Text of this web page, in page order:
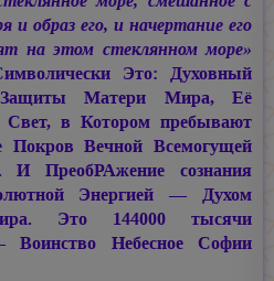
и образ его, и начертание его
на этом стеклянном море»
Это: Духовный
Защиты Матери Мира, Её
в Котором пребывают
Вечной Всемогущей
ПреобРАжение сознания
Энергией — Духом
Это 144000 тысячи
Небесное Софии